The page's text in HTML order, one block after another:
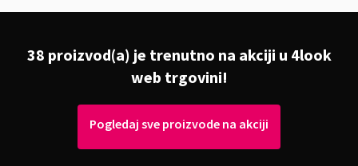
38 proizvod(a) je trenutno na akciji u 4look
web trgovini!
Pogledaj sve proizvode na akciji